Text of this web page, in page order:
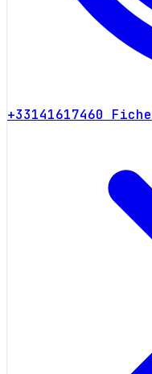
+33141617460 Fiche